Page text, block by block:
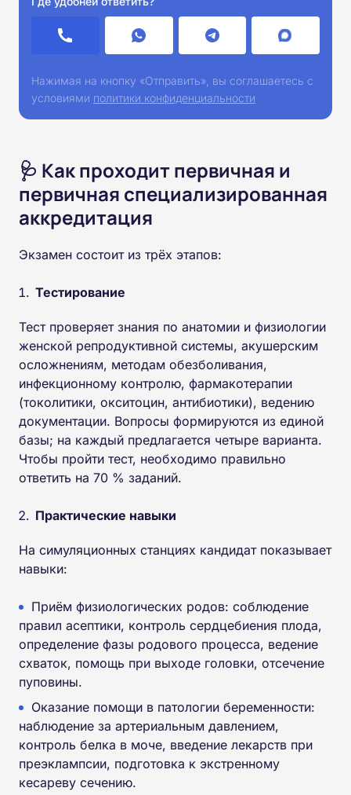
Нажимая на кнопку «Отправить», вы соглашаетесь с
условиями политики конфиденциальности
🩺 Как проходит первичная и
первичная специализированная
аккредитация
Экзамен состоит из трёх этапов:
Тестирование
Тест проверяет знания по анатомии и физиологии
женской репродуктивной системы, акушерским
осложнениям, методам обезболивания,
инфекционному контролю, фармакотерапии
(токолитики, окситоцин, антибиотики), ведению
документации. Вопросы формируются из единой
базы; на каждый предлагается четыре варианта.
Чтобы пройти тест, необходимо правильно
ответить на 70 % заданий.
Практические навыки
На симуляционных станциях кандидат показывает
навыки:
Приём физиологических родов: соблюдение
правил асептики, контроль сердцебиения плода,
определение фазы родового процесса, ведение
схваток, помощь при выходе головки, отсечение
пуповины.
Оказание помощи в патологии беременности:
наблюдение за артериальным давлением,
контроль белка в моче, введение лекарств при
преэклампсии, подготовка к экстренному
кесареву сечению.